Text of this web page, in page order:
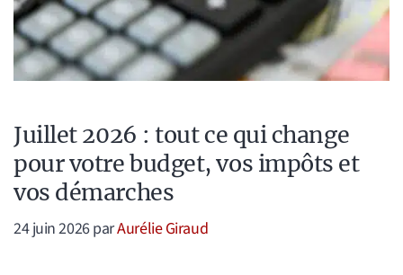
Juillet 2026 : tout ce qui change
pour votre budget, vos impôts et
vos démarches
24 juin 2026parAurélie Giraud